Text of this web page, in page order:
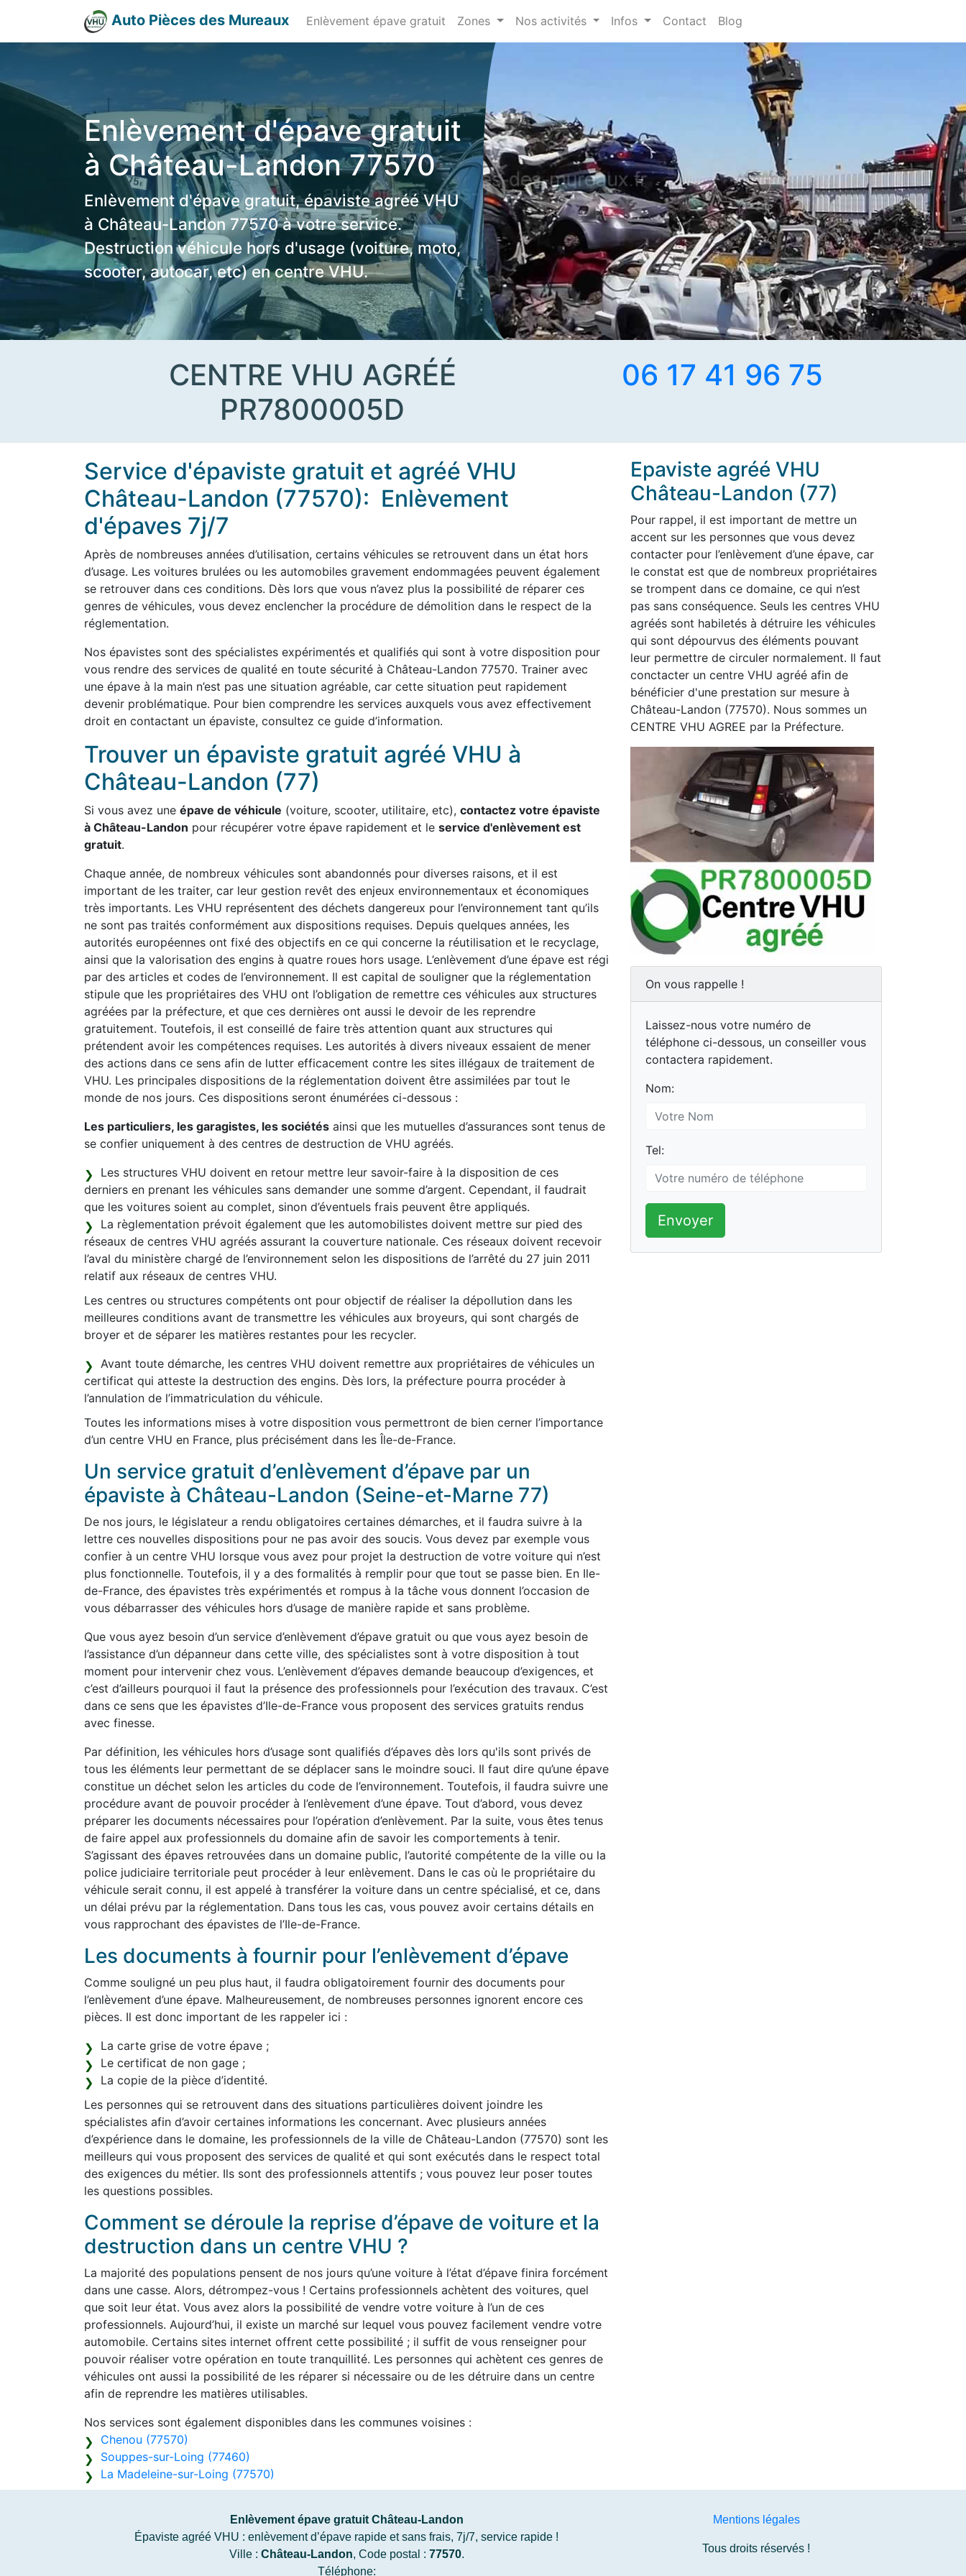
Auto Pièces des Mureaux Enlèvement épave gratuit Zones Nos activités Infos Contact Blog
Enlèvement d'épave gratuit
à Château-Landon 77570
Enlèvement d'épave gratuit, épaviste agréé VHU
à Château-Landon 77570 à votre service.
Destruction véhicule hors d'usage (voiture, moto,
scooter, autocar, etc) en centre VHU.
CENTRE VHU AGRÉÉ
PR7800005D
06 17 41 96 75
Service d'épaviste gratuit et agréé VHU
Château-Landon (77570): Enlèvement
d'épaves 7j/7
Après de nombreuses années d’utilisation, certains véhicules se retrouvent dans un état hors
d’usage. Les voitures brulées ou les automobiles gravement endommagées peuvent également
se retrouver dans ces conditions. Dès lors que vous n’avez plus la possibilité de réparer ces
genres de véhicules, vous devez enclencher la procédure de démolition dans le respect de la
réglementation.
Nos épavistes sont des spécialistes expérimentés et qualifiés qui sont à votre disposition pour
vous rendre des services de qualité en toute sécurité à Château-Landon 77570. Trainer avec
une épave à la main n’est pas une situation agréable, car cette situation peut rapidement
devenir problématique. Pour bien comprendre les services auxquels vous avez effectivement
droit en contactant un épaviste, consultez ce guide d’information.
Trouver un épaviste gratuit agréé VHU à
Château-Landon (77)
Si vous avez une épave de véhicule (voiture, scooter, utilitaire, etc), contactez votre épaviste
à Château-Landon pour récupérer votre épave rapidement et le service d'enlèvement est
gratuit.
Chaque année, de nombreux véhicules sont abandonnés pour diverses raisons, et il est
important de les traiter, car leur gestion revêt des enjeux environnementaux et économiques
très importants. Les VHU représentent des déchets dangereux pour l’environnement tant qu’ils
ne sont pas traités conformément aux dispositions requises. Depuis quelques années, les
autorités européennes ont fixé des objectifs en ce qui concerne la réutilisation et le recyclage,
ainsi que la valorisation des engins à quatre roues hors usage. L’enlèvement d’une épave est régi
par des articles et codes de l’environnement. Il est capital de souligner que la réglementation
stipule que les propriétaires des VHU ont l’obligation de remettre ces véhicules aux structures
agréées par la préfecture, et que ces dernières ont aussi le devoir de les reprendre
gratuitement. Toutefois, il est conseillé de faire très attention quant aux structures qui
prétendent avoir les compétences requises. Les autorités à divers niveaux essaient de mener
des actions dans ce sens afin de lutter efficacement contre les sites illégaux de traitement de
VHU. Les principales dispositions de la réglementation doivent être assimilées par tout le
monde de nos jours. Ces dispositions seront énumérées ci-dessous :
Les particuliers, les garagistes, les sociétés ainsi que les mutuelles d’assurances sont tenus de
se confier uniquement à des centres de destruction de VHU agréés.
Les structures VHU doivent en retour mettre leur savoir-faire à la disposition de ces
derniers en prenant les véhicules sans demander une somme d’argent. Cependant, il faudrait
que les voitures soient au complet, sinon d’éventuels frais peuvent être appliqués.
La règlementation prévoit également que les automobilistes doivent mettre sur pied des
réseaux de centres VHU agréés assurant la couverture nationale. Ces réseaux doivent recevoir
l’aval du ministère chargé de l’environnement selon les dispositions de l’arrêté du 27 juin 2011
relatif aux réseaux de centres VHU.
Les centres ou structures compétents ont pour objectif de réaliser la dépollution dans les
meilleures conditions avant de transmettre les véhicules aux broyeurs, qui sont chargés de
broyer et de séparer les matières restantes pour les recycler.
Avant toute démarche, les centres VHU doivent remettre aux propriétaires de véhicules un
certificat qui atteste la destruction des engins. Dès lors, la préfecture pourra procéder à
l’annulation de l’immatriculation du véhicule.
Toutes les informations mises à votre disposition vous permettront de bien cerner l’importance
d’un centre VHU en France, plus précisément dans les Île-de-France.
Un service gratuit d’enlèvement d’épave par un
épaviste à Château-Landon (Seine-et-Marne 77)
De nos jours, le législateur a rendu obligatoires certaines démarches, et il faudra suivre à la
lettre ces nouvelles dispositions pour ne pas avoir des soucis. Vous devez par exemple vous
confier à un centre VHU lorsque vous avez pour projet la destruction de votre voiture qui n’est
plus fonctionnelle. Toutefois, il y a des formalités à remplir pour que tout se passe bien. En Ile-
de-France, des épavistes très expérimentés et rompus à la tâche vous donnent l’occasion de
vous débarrasser des véhicules hors d’usage de manière rapide et sans problème.
Que vous ayez besoin d’un service d’enlèvement d’épave gratuit ou que vous ayez besoin de
l’assistance d’un dépanneur dans cette ville, des spécialistes sont à votre disposition à tout
moment pour intervenir chez vous. L’enlèvement d’épaves demande beaucoup d’exigences, et
c’est d’ailleurs pourquoi il faut la présence des professionnels pour l’exécution des travaux. C’est
dans ce sens que les épavistes d’Ile-de-France vous proposent des services gratuits rendus
avec finesse.
Par définition, les véhicules hors d’usage sont qualifiés d’épaves dès lors qu'ils sont privés de
tous les éléments leur permettant de se déplacer sans le moindre souci. Il faut dire qu’une épave
constitue un déchet selon les articles du code de l’environnement. Toutefois, il faudra suivre une
procédure avant de pouvoir procéder à l’enlèvement d’une épave. Tout d’abord, vous devez
préparer les documents nécessaires pour l’opération d’enlèvement. Par la suite, vous êtes tenus
de faire appel aux professionnels du domaine afin de savoir les comportements à tenir.
S’agissant des épaves retrouvées dans un domaine public, l’autorité compétente de la ville ou la
police judiciaire territoriale peut procéder à leur enlèvement. Dans le cas où le propriétaire du
véhicule serait connu, il est appelé à transférer la voiture dans un centre spécialisé, et ce, dans
un délai prévu par la réglementation. Dans tous les cas, vous pouvez avoir certains détails en
vous rapprochant des épavistes de l’Ile-de-France.
Les documents à fournir pour l’enlèvement d’épave
Comme souligné un peu plus haut, il faudra obligatoirement fournir des documents pour
l’enlèvement d’une épave. Malheureusement, de nombreuses personnes ignorent encore ces
pièces. Il est donc important de les rappeler ici :
La carte grise de votre épave ;
Le certificat de non gage ;
La copie de la pièce d’identité.
Les personnes qui se retrouvent dans des situations particulières doivent joindre les
spécialistes afin d’avoir certaines informations les concernant. Avec plusieurs années
d’expérience dans le domaine, les professionnels de la ville de Château-Landon (77570) sont les
meilleurs qui vous proposent des services de qualité et qui sont exécutés dans le respect total
des exigences du métier. Ils sont des professionnels attentifs ; vous pouvez leur poser toutes
les questions possibles.
Comment se déroule la reprise d’épave de voiture et la
destruction dans un centre VHU ?
La majorité des populations pensent de nos jours qu’une voiture à l’état d’épave finira forcément
dans une casse. Alors, détrompez-vous ! Certains professionnels achètent des voitures, quel
que soit leur état. Vous avez alors la possibilité de vendre votre voiture à l’un de ces
professionnels. Aujourd’hui, il existe un marché sur lequel vous pouvez facilement vendre votre
automobile. Certains sites internet offrent cette possibilité ; il suffit de vous renseigner pour
pouvoir réaliser votre opération en toute tranquillité. Les personnes qui achètent ces genres de
véhicules ont aussi la possibilité de les réparer si nécessaire ou de les détruire dans un centre
afin de reprendre les matières utilisables.
Nos services sont également disponibles dans les communes voisines :
Chenou (77570)
Souppes-sur-Loing (77460)
La Madeleine-sur-Loing (77570)
Epaviste agréé VHU
Château-Landon (77)
Pour rappel, il est important de mettre un
accent sur les personnes que vous devez
contacter pour l’enlèvement d’une épave, car
le constat est que de nombreux propriétaires
se trompent dans ce domaine, ce qui n’est
pas sans conséquence. Seuls les centres VHU
agréés sont habiletés à détruire les véhicules
qui sont dépourvus des éléments pouvant
leur permettre de circuler normalement. Il faut
conctacter un centre VHU agréé afin de
bénéficier d'une prestation sur mesure à
Château-Landon (77570). Nous sommes un
CENTRE VHU AGREE par la Préfecture.
On vous rappelle !
Laissez-nous votre numéro de
téléphone ci-dessous, un conseiller vous
contactera rapidement.
Nom:
Tel:
Envoyer
Enlèvement épave gratuit Château-Landon
Épaviste agréé VHU : enlèvement d’épave rapide et sans frais, 7j/7, service rapide !
Ville : Château-Landon, Code postal : 77570.
Téléphone:
Mentions légales
Tous droits réservés !